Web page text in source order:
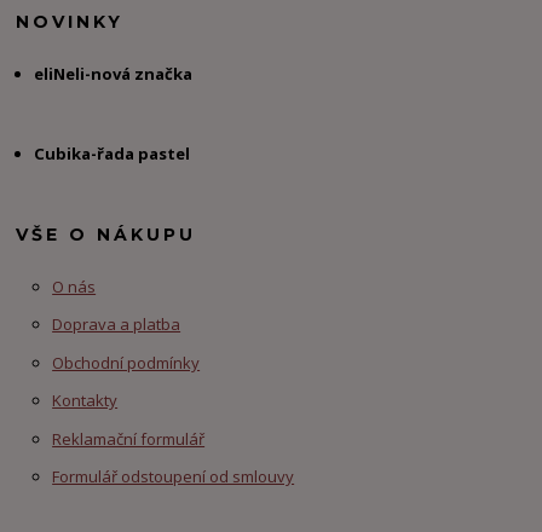
NOVINKY
eliNeli-nová značka
Cubika-řada pastel
VŠE O NÁKUPU
O nás
Doprava a platba
Obchodní podmínky
Kontakty
Reklamační formulář
Formulář odstoupení od smlouvy